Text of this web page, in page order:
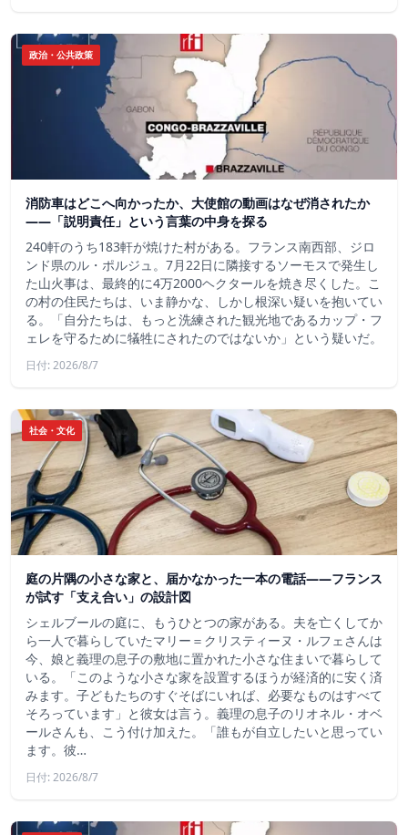
政治・公共政策
消防車はどこへ向かったか、大使館の動画はなぜ消されたか
——「説明責任」という言葉の中身を探る
240軒のうち183軒が焼けた村がある。フランス南西部、ジロ
ンド県のル・ポルジュ。7月22日に隣接するソーモスで発生し
た山火事は、最終的に4万2000ヘクタールを焼き尽くした。こ
の村の住民たちは、いま静かな、しかし根深い疑いを抱いてい
る。「自分たちは、もっと洗練された観光地であるカップ・フ
ェレを守るために犠牲にされたのではないか」という疑いだ。
日付: 2026/8/7
社会・文化
庭の片隅の小さな家と、届かなかった一本の電話——フランス
が試す「支え合い」の設計図
シェルブールの庭に、もうひとつの家がある。夫を亡くしてか
ら一人で暮らしていたマリー＝クリスティーヌ・ルフェさんは
今、娘と義理の息子の敷地に置かれた小さな住まいで暮らして
いる。「このような小さな家を設置するほうが経済的に安く済
みます。子どもたちのすぐそばにいれば、必要なものはすべて
そろっています」と彼女は言う。義理の息子のリオネル・オベ
ールさんも、こう付け加えた。「誰もが自立したいと思ってい
ます。彼…
日付: 2026/8/7